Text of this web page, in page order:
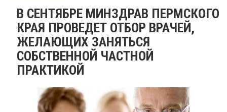
В СЕНТЯБРЕ МИНЗДРАВ ПЕРМСКОГО
КРАЯ ПРОВЕДЕТ ОТБОР ВРАЧЕЙ,
ЖЕЛАЮЩИХ ЗАНЯТЬСЯ
СОБСТВЕННОЙ ЧАСТНОЙ
ПРАКТИКОЙ